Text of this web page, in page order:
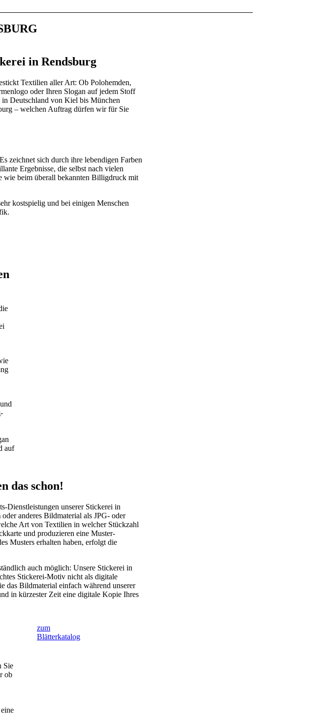
in Rendsburg
Textilien aller Art: Ob Polohemden,
oder Ihren Slogan auf jedem Stoff
Deutschland von Kiel bis München
– welchen Auftrag dürfen wir für Sie
zeichnet sich durch ihre lebendigen Farben
Ergebnisse, die selbst nach vielen
wie beim überall bekannten Billigdruck mit
kostspielig und bei einigen Menschen
auf
das schon!
Dienstleistungen unserer Stickerei in
anderes Bildmaterial als JPG- oder
Art von Textilien in welcher Stückzahl
und produzieren eine Muster-
Musters erhalten haben, erfolgt die
auch möglich: Unsere Stickerei in
Stickerei-Motiv nicht als digitale
das Bildmaterial einfach während unserer
in kürzester Zeit eine digitale Kopie Ihres
Sie
ob
zum
Blätterkatalog